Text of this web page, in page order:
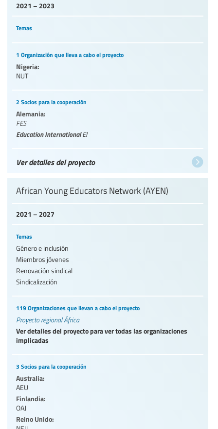
2021 – 2023
Temas
1 Organización que lleva a cabo el proyecto
Nigeria:
NUT
2 Socios para la cooperación
Alemania:
FES
Education InternationalEI
Ver detalles del proyecto
2021 – 2027
African Young Educators Network (AYEN)
Temas
Género e inclusión
Miembros jóvenes
Renovación sindical
Sindicalización
119 Organizaciones que llevan a cabo el proyecto
Proyecto regional África
Ver detalles del proyecto para ver todas las organizaciones
implicadas
3 Socios para la cooperación
Australia:
AEU
Finlandia:
OAJ
Reino Unido: